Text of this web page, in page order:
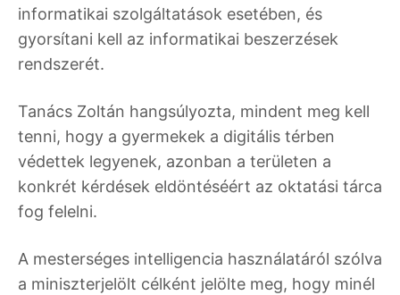
informatikai szolgáltatások esetében, és
gyorsítani kell az informatikai beszerzések
rendszerét.
Tanács Zoltán hangsúlyozta, mindent meg kell
tenni, hogy a gyermekek a digitális térben
védettek legyenek, azonban a területen a
konkrét kérdések eldöntéséért az oktatási tárca
fog felelni.
A mesterséges intelligencia használatáról szólva
a miniszterjelölt célként jelölte meg, hogy minél